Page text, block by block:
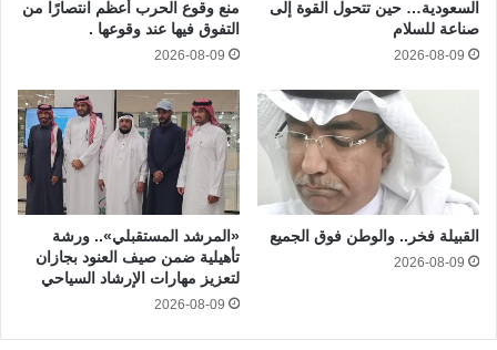
السعودية… حين تتحول القوة إلى
صناعة للسلام
2026-08-09
منع وقوع الحرب أعظم انتصارًا من
التفوق فيها عند وقوعها .
2026-08-09
القبيلة فخر.. والوطن فوق الجميع
2026-08-09
«المرشد المستقبلي».. ورشة
تأهيلية ضمن صيف العنود بجازان
لتعزيز مهارات الإرشاد السياحي
2026-08-09